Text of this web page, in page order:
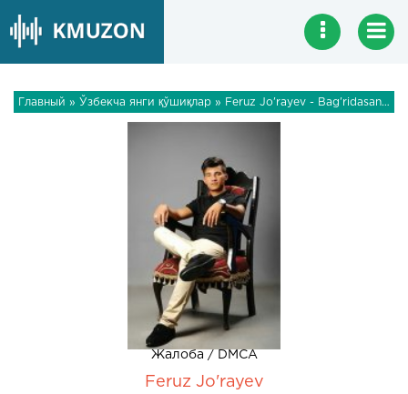
Главный » Ўзбекча янги қўшиқлар » Feruz Jo'rayev - Bag'ridasan o'zgani
Жалоба / DMCA
Feruz Jo'rayev